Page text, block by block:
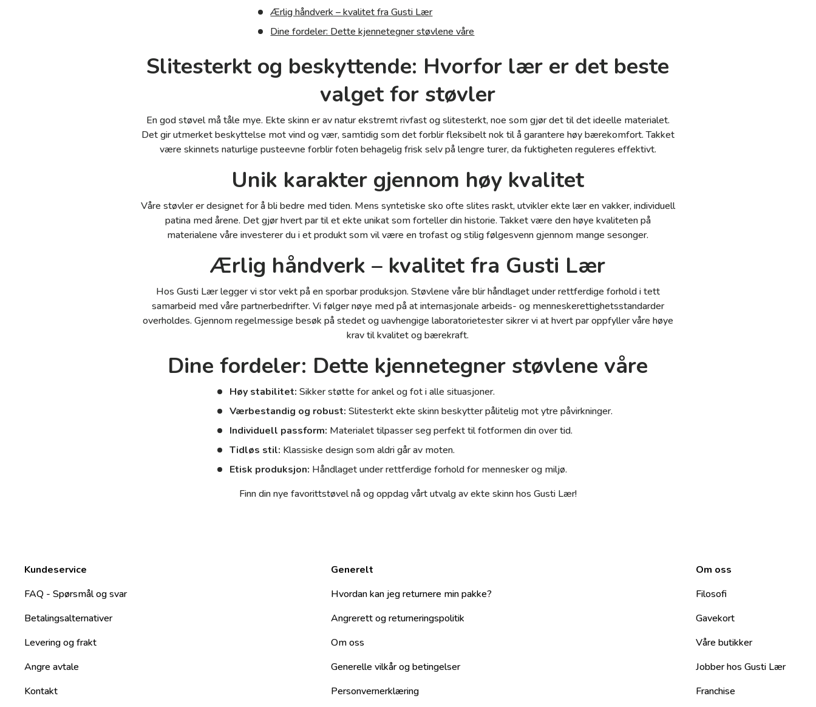
Ærlig håndverk – kvalitet fra Gusti Lær
Dine fordeler: Dette kjennetegner støvlene våre
Slitesterkt og beskyttende: Hvorfor lær er det beste
valget for støvler
En god støvel må tåle mye. Ekte skinn er av natur ekstremt rivfast og slitesterkt, noe som gjør det til det ideelle materialet.
Det gir utmerket beskyttelse mot vind og vær, samtidig som det forblir fleksibelt nok til å garantere høy bærekomfort. Takket
være skinnets naturlige pusteevne forblir foten behagelig frisk selv på lengre turer, da fuktigheten reguleres effektivt.
Unik karakter gjennom høy kvalitet
Våre støvler er designet for å bli bedre med tiden. Mens syntetiske sko ofte slites raskt, utvikler ekte lær en vakker, individuell
patina med årene. Det gjør hvert par til et ekte unikat som forteller din historie. Takket være den høye kvaliteten på
materialene våre investerer du i et produkt som vil være en trofast og stilig følgesvenn gjennom mange sesonger.
Ærlig håndverk – kvalitet fra Gusti Lær
Hos Gusti Lær legger vi stor vekt på en sporbar produksjon. Støvlene våre blir håndlaget under rettferdige forhold i tett
samarbeid med våre partnerbedrifter. Vi følger nøye med på at internasjonale arbeids- og menneskerettighetsstandarder
overholdes. Gjennom regelmessige besøk på stedet og uavhengige laboratorietester sikrer vi at hvert par oppfyller våre høye
krav til kvalitet og bærekraft.
Dine fordeler: Dette kjennetegner støvlene våre
Høy stabilitet: Sikker støtte for ankel og fot i alle situasjoner.
Værbestandig og robust: Slitesterkt ekte skinn beskytter pålitelig mot ytre påvirkninger.
Individuell passform: Materialet tilpasser seg perfekt til fotformen din over tid.
Tidløs stil: Klassiske design som aldri går av moten.
Etisk produksjon: Håndlaget under rettferdige forhold for mennesker og miljø.
Finn din nye favorittstøvel nå og oppdag vårt utvalg av ekte skinn hos Gusti Lær!
Kundeservice
FAQ - Spørsmål og svar
Betalingsalternativer
Levering og frakt
Angre avtale
Kontakt
Generelt
Hvordan kan jeg returnere min pakke?
Angrerett og returneringspolitik
Om oss
Generelle vilkår og betingelser
Personvernerklæring
Om oss
Filosofi
Gavekort
Våre butikker
Jobber hos Gusti Lær
Franchise